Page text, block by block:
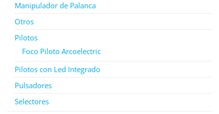
Manipulador de Palanca
Otros
Pilotos
Foco Piloto Arcoelectric
Pilotos con Led Integrado
Pulsadores
Selectores